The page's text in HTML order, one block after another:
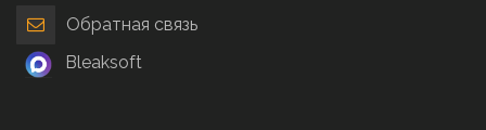
Обратная связь
Bleaksoft